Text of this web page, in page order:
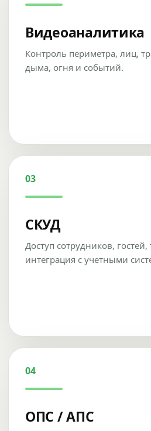
Видеоаналитика
Контроль периметра, лиц,
дыма, огня и событий.
03
СКУД
Доступ сотрудников,
интеграция с учетными
04
ОПС / АПС